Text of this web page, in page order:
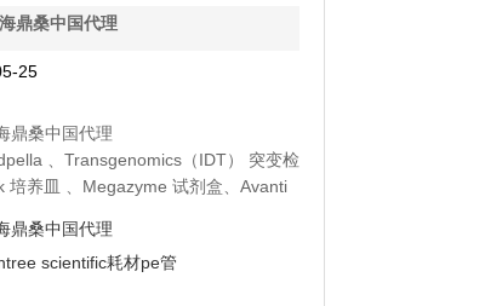
鼎桑中国代理
25
鼎桑中国代理
、Transgenomics（IDT） 突变检
培养皿 、Megazyme 试剂盒、Avanti
素
鼎桑中国代理
scientific耗材pe管